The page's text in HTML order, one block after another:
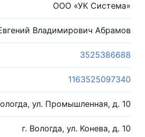
ООО «УК Система»
Владимирович Абрамов
3525386688
1163525097340
ул. Промышленная, д. 10
г. Вологда, ул. Конева, д. 10